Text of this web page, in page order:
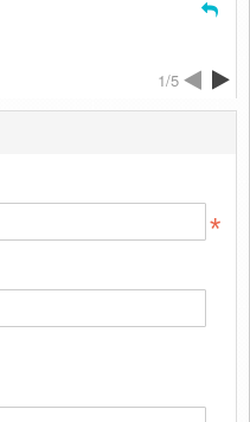
1/5